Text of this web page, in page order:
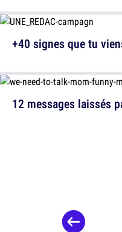
12 messages laissés
+40 signes que tu